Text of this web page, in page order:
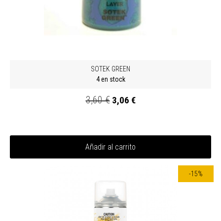
SOTEK GREEN
4 en stock
3,60 € 3,06 €
Añadir al carrito
-15%